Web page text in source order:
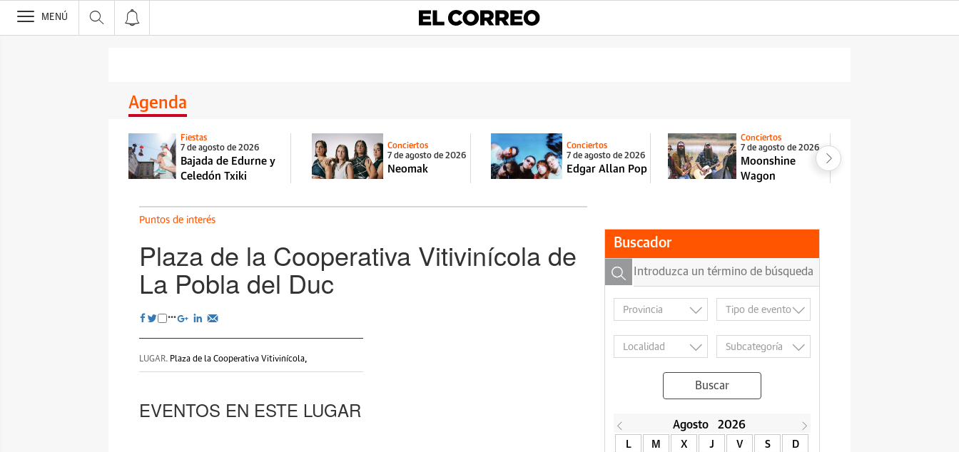
>
MENÚ
Agenda
Fiestas
7 de agosto de 2026
Bajada de Edurne y
Celedón Txiki
Conciertos
7 de agosto de 2026
Neomak
Conciertos
7 de agosto de 2026
Edgar Allan Pop
Conciertos
7 de agosto de 2026
Moonshine
Wagon
Puntos de interés
Plaza de la Cooperativa Vitivinícola de
La Pobla del Duc
LUGAR. Plaza de la Cooperativa Vitivinícola,
EVENTOS EN ESTE LUGAR
Buscador
Buscar
Agosto 2026
L M X J V S D